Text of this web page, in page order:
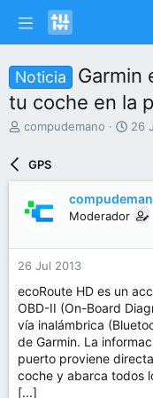
Noticia
Garmin
tu coche en la
I
a
r
d
l
t
e
m
a
compudemano
F
d
e
n
i
o
26
GPS
Moderador
26 Jul 2013
ecoRoute HD es un
OBD-II (On-Board
vía inalámbrica
de Garmin. La
puerto proviene
coche y abarca todos
[...]